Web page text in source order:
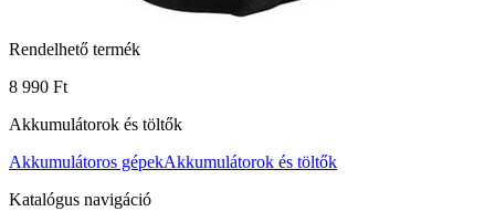
Rendelhető termék
8 990 Ft
Akkumulátorok és töltők
Akkumulátoros gépekAkkumulátorok és töltők
Katalógus navigáció